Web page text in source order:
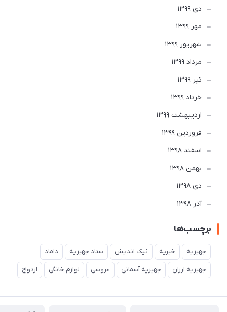
دی 1399
مهر 1399
شهریور 1399
مرداد 1399
تير 1399
خرداد 1399
ارديبهشت 1399
فروردین 1399
اسفند 1398
بهمن 1398
دی 1398
آذر 1398
برچسب‌ها
جهیزیه خیریه نیک اندیش ستاد جهیزیه داماد
جهیزیه ارزان جهیزیه آسمانی عروسی لوازم خانگی ازدواج